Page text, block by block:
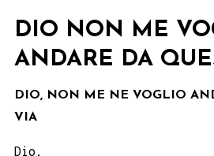
DIO NON ME
ANDARE DA
DIO, NON ME NE VOGLIO
VIA
Dio,